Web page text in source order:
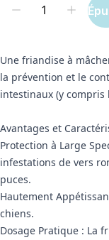
Une friandise à
la prévention et le
intestinaux (y compris
Avantages et
Protection à Large
infestations de vers
puces.
Hautement
chiens.
Dosage Pratique : La